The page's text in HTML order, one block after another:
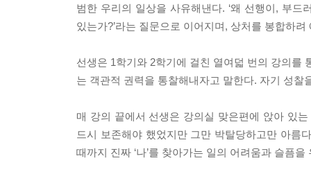
범한 우리의 일상을 사유해낸다. ‘왜 선행이, 부드
있는가?’라는 질문으로 이어지며, 상처를 봉합하
선생은 1학기와 2학기에 걸친 열여덟 번의 강의를
는 객관적 권력을 통찰해내자고 말한다. 자기 성
매 강의 끝에서 선생은 강의실 맞은편에 앉아 있
드시 보존해야 했었지만 그만 박탈당하고만 아름
때까지 진짜 ‘나’를 찾아가는 일의 어려움과 슬픔